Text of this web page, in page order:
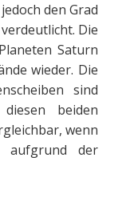
den Grad
Die
Saturn
wieder. Die
sind
beiden
wenn
der